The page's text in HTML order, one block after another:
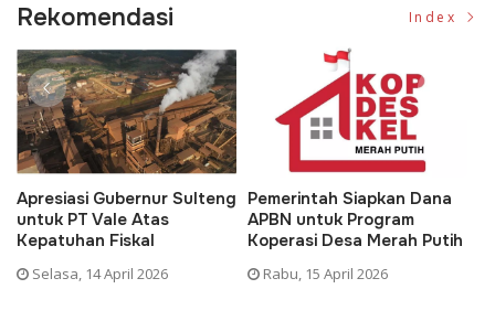
Rekomendasi Index
Apresiasi Gubernur Sulteng
untuk PT Vale Atas
Kepatuhan Fiskal
Selasa, 14 April 2026
Pemerintah Siapkan Dana
APBN untuk Program
Koperasi Desa Merah Putih
Rabu, 15 April 2026